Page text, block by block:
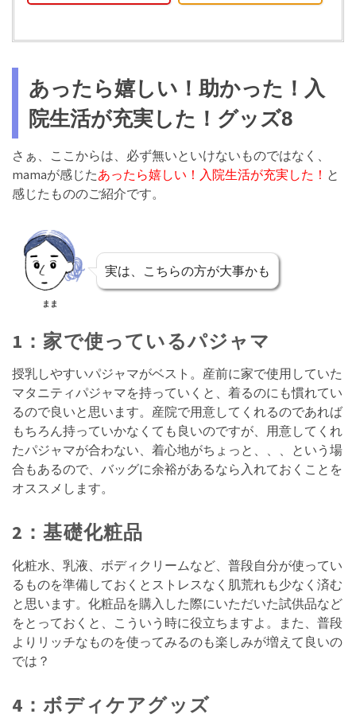
あったら嬉しい！助かった！入
院生活が充実した！グッズ8
さぁ、ここからは、必ず無いといけないものではなく、
mamaが感じたあったら嬉しい！入院生活が充実した！ と
感じたもののご紹介です。
まま
実は、こちらの方が大事かも
1：家で使っているパジャマ
授乳しやすいパジャマがベスト。産前に家で使用していた
マタニティパジャマを持っていくと、着るのにも慣れてい
るので良いと思います。産院で用意してくれるのであれば
もちろん持っていかなくても良いのですが、用意してくれ
たパジャマが合わない、着心地がちょっと、、、という場
合もあるので、バッグに余裕があるなら入れておくことを
オススメします。
2：基礎化粧品
化粧水、乳液、ボディクリームなど、普段自分が使ってい
るものを準備しておくとストレスなく肌荒れも少なく済む
と思います。化粧品を購入した際にいただいた試供品など
をとっておくと、こういう時に役立ちますよ。また、普段
よりリッチなものを使ってみるのも楽しみが増えて良いの
では？
4：ボディケアグッズ